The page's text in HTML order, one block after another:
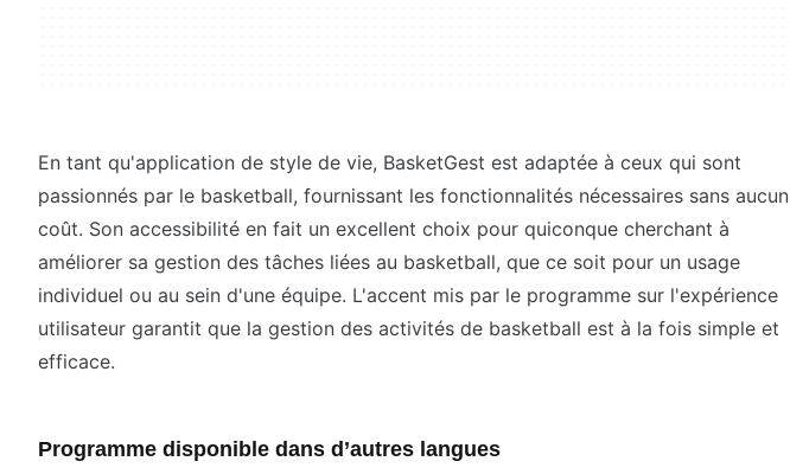
En tant qu'application de style de vie, BasketGest est adaptée à ceux qui sont
passionnés par le basketball, fournissant les fonctionnalités nécessaires sans aucun
coût. Son accessibilité en fait un excellent choix pour quiconque cherchant à
améliorer sa gestion des tâches liées au basketball, que ce soit pour un usage
individuel ou au sein d'une équipe. L'accent mis par le programme sur l'expérience
utilisateur garantit que la gestion des activités de basketball est à la fois simple et
efficace.
Programme disponible dans d’autres langues